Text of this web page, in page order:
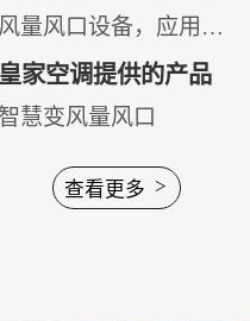
风量风口设备，应用于
兴业银行上海分行大厦
信用卡中心。针对信用
点，办公区有大量的会
皇家空调提供的产品
智慧变风量风口
查看更多 >